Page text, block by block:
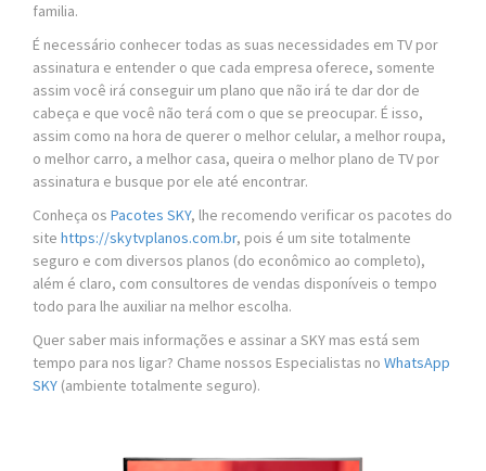
familia.
É necessário conhecer todas as suas necessidades em TV por
assinatura e entender o que cada empresa oferece, somente
assim você irá conseguir um plano que não irá te dar dor de
cabeça e que você não terá com o que se preocupar. É isso,
assim como na hora de querer o melhor celular, a melhor roupa,
o melhor carro, a melhor casa, queira o melhor plano de TV por
assinatura e busque por ele até encontrar.
Conheça os Pacotes SKY, lhe recomendo verificar os pacotes do
site https://skytvplanos.com.br, pois é um site totalmente
seguro e com diversos planos (do econômico ao completo),
além é claro, com consultores de vendas disponíveis o tempo
todo para lhe auxiliar na melhor escolha.
Quer saber mais informações e assinar a SKY mas está sem
tempo para nos ligar? Chame nossos Especialistas no WhatsApp
SKY (ambiente totalmente seguro).